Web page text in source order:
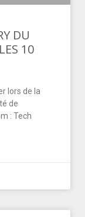
DU
10
lors de la
de
: Tech